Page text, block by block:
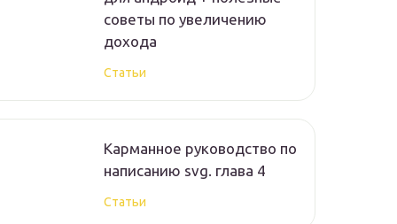
советы по увеличению
дохода
Статьи
Карманное руководство по
написанию svg. глава 4
Статьи